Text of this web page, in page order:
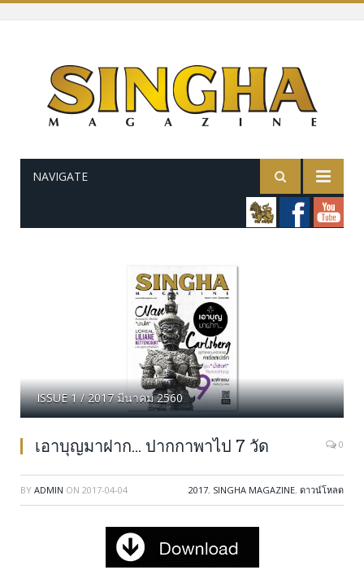
NAVIGATE
ISSUE 1 / 2017 มีนาคม 2560
เอาบุญมาฝาก… ปากกาพาไป 7 วัด 0
BY ADMIN ON 2017-04-04 2017, SINGHA MAGAZINE, ดาวน์โหลด